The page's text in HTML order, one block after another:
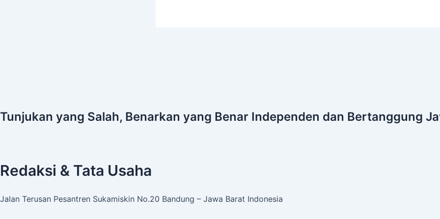
Tunjukan yang Salah, Benarkan yang Benar Independen dan Bertanggung
Redaksi & Tata Usaha
Jalan Terusan Pesantren Sukamiskin No.20 Bandung – Jawa Barat Indonesia